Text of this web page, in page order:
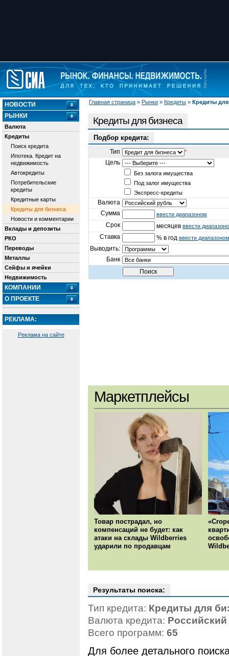
Главная страница » Рынки » Кредиты » Кредиты для
НОВОСТИ
РЫНКИ
Валюта
Кредиты
Поиск кредита
Ипотека. Кредит на
недвижимость
Автокредиты
Потребительские
кредиты
Кредитные карты
Кредиты для бизнеса
Новости и комментарии
Вклады и депозиты
РКО
Переводы
Металлы
Сейфы и ячейки
Недвижимость
КОМПАНИИ
О ПРОЕКТЕ
РЕКЛАМА:
Реклама на сайте
Кредиты для бизнеса
Подбор кредита:
Тип
*
Цель
Без залога имущества
Под залог имущества
Экспресс-кредиты
Валюта
Сумма
ввести диапазоном
Срок месяцев ввести
Ставка % в год ввести диапазоном
Выводить:
Банк
Маркетплейсы
Товар пострадал, но
компенсаций не будет: как
атаки на склады Wildberries
ударили по продавцам
Результаты поиска:
Тип кредита: Кредиты для
Валюта кредита:
Всего программ: 65
Для более детального